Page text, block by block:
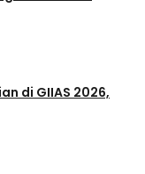
di GIIAS 2026,